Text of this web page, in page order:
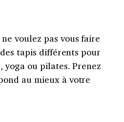
voulez pas vous faire
tapis différents pour
yoga ou pilates. Prenez
au mieux à votre